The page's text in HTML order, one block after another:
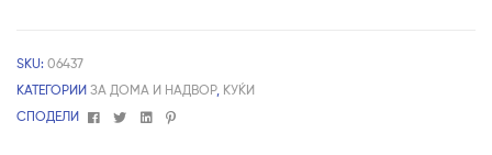
SKU: 06437
КАТЕГОРИИ ЗА ДОМА И НАДВОР, КУЌИ
СПОДЕЛИ
FacebookTwitterLinkedin
Pinterest